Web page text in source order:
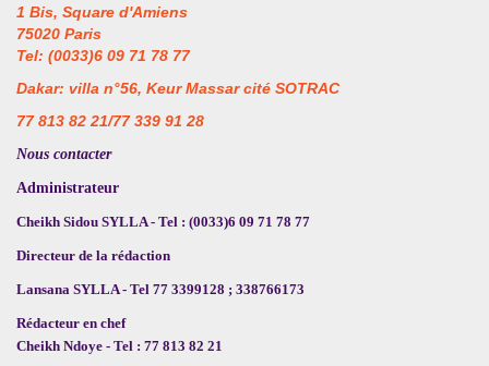
1 Bis, Square d'Amiens
75020 Paris
Tel: (0033)6 09 71 78 77
Dakar: villa n°56, Keur Massar cité SOTRAC
77 813 82 21/77 339 91 28
Nous contacter
Administrateur
Cheikh Sidou SYLLA - Tel : (0033)6 09 71 78 77
Directeur de la rédaction
Lansana SYLLA - Tel 77 3399128 ; 338766173
Rédacteur en chef
Cheikh Ndoye - Tel : 77 813 82 21